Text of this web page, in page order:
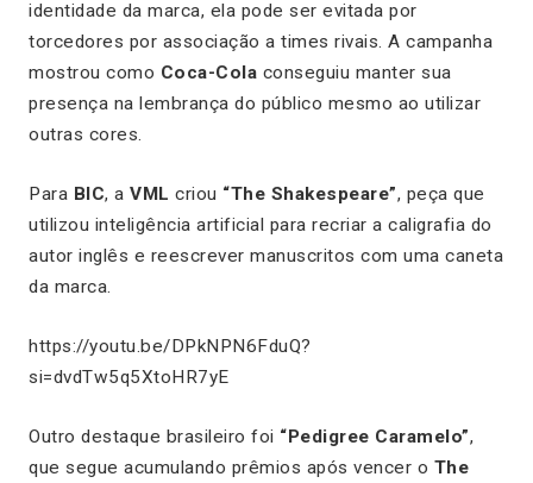
identidade da marca, ela pode ser evitada por
torcedores por associação a times rivais. A campanha
mostrou como Coca-Cola conseguiu manter sua
presença na lembrança do público mesmo ao utilizar
outras cores.
Para BIC, a VML criou “The Shakespeare”, peça que
utilizou inteligência artificial para recriar a caligrafia do
autor inglês e reescrever manuscritos com uma caneta
da marca.
https://youtu.be/DPkNPN6FduQ?
si=dvdTw5q5XtoHR7yE
Outro destaque brasileiro foi “Pedigree Caramelo”,
que segue acumulando prêmios após vencer o The